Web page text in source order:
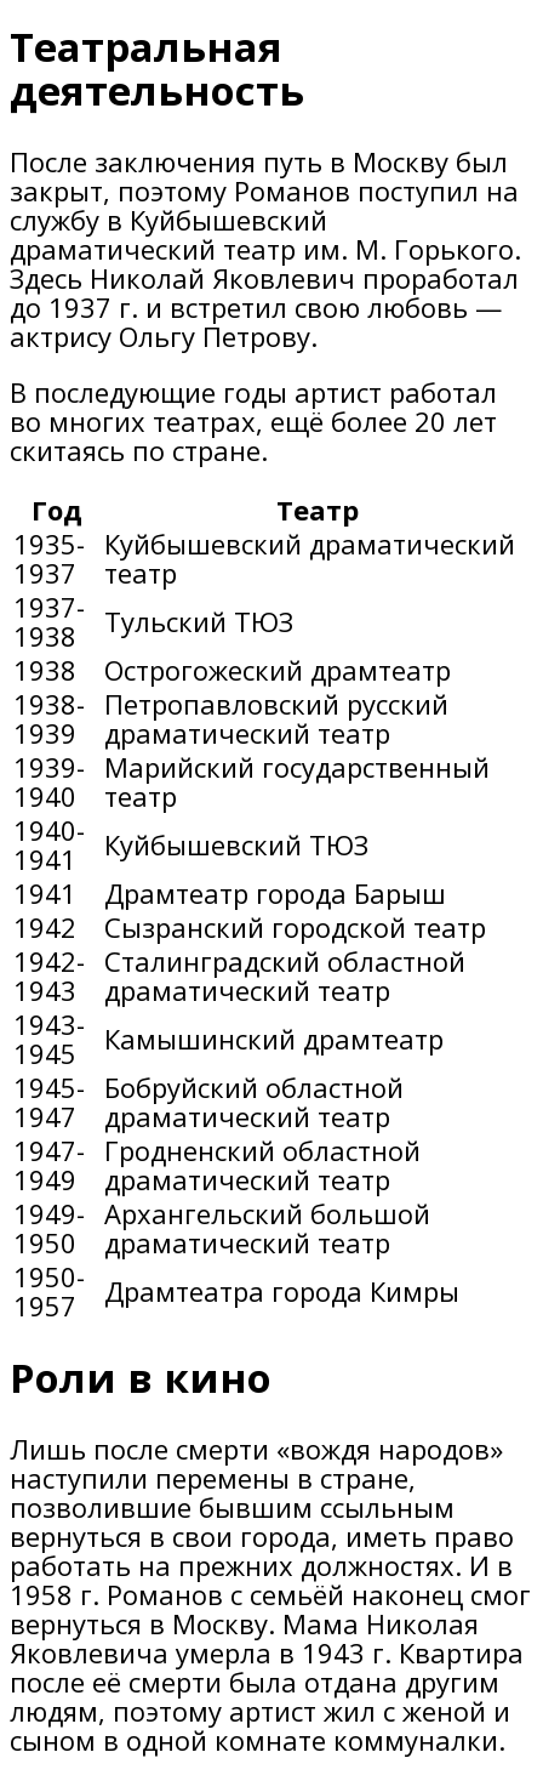
Театральная
деятельность
После заключения путь в Москву был
закрыт, поэтому Романов поступил на
службу в Куйбышевский
драматический театр им. М. Горького.
Здесь Николай Яковлевич проработал
до 1937 г. и встретил свою любовь —
актрису Ольгу Петрову.
В последующие годы артист работал
во многих театрах, ещё более 20 лет
скитаясь по стране.
Год
Театр
1935-
1937
Куйбышевский драматический
театр
1937-
1938
Тульский ТЮЗ
1938
Острогожеский драмтеатр
1938-
1939
Петропавловский русский
драматический театр
1939-
1940
Марийский государственный
театр
1940-
1941
Куйбышевский ТЮЗ
1941
Драмтеатр города Барыш
1942
Сызранский городской театр
1942-
1943
Сталинградский областной
драматический театр
1943-
1945
Камышинский драмтеатр
1945-
1947
Бобруйский областной
драматический театр
1947-
1949
Гродненский областной
драматический театр
1949-
1950
Архангельский большой
драматический театр
1950-
1957
Драмтеатра города Кимры
Роли в кино
Лишь после смерти «вождя народов»
наступили перемены в стране,
позволившие бывшим ссыльным
вернуться в свои города, иметь право
работать на прежних должностях. И в
1958 г. Романов с семьёй наконец смог
вернуться в Москву. Мама Николая
Яковлевича умерла в 1943 г. Квартира
после её смерти была отдана другим
людям, поэтому артист жил с женой и
сыном в одной комнате коммуналки.